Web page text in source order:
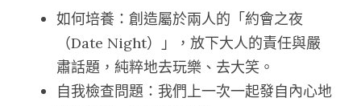
如何培養：創造屬於兩人的「約會之夜
（Date Night）」，放下大人的責任與嚴
肅話題，純粹地去玩樂、去大笑。
自我檢查問題：我們上一次一起發自內心地